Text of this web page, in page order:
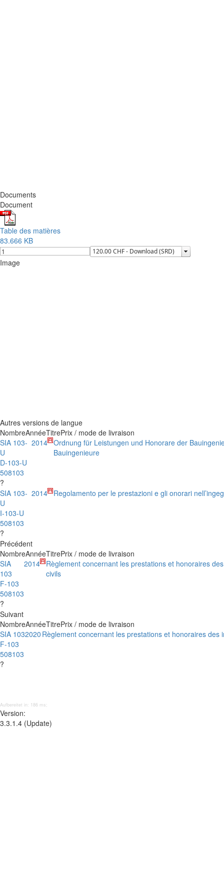
Documents
Document
Table des matières
83.666 KB
Image
Autres versions de langue
NombreAnnéeTitrePrix / mode de livraison
SIA 103-
U
D-103-U
508103
?
2014 Ordnung für Leistungen und Honorare der
Bauingenieure
SIA 103-
U
I-103-U
508103
?
2014 Regolamento per le prestazioni e gli onorari
Précédent
NombreAnnéeTitrePrix / mode de livraison
SIA
103
F-103
508103
?
2014
Règlement concernant les prestations et honoraires
civils
Suivant
NombreAnnéeTitrePrix / mode de livraison
SIA 103
F-103
508103
?
2020 Règlement concernant les prestations et honoraires des
Aufbereitet in: 186 ms;
Version:
3.3.1.4 (Update)